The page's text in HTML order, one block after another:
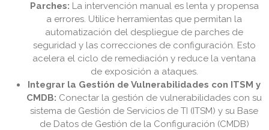
Parches: La intervención manual es lenta y propensa
a errores. Utilice herramientas que permitan la
automatización del despliegue de parches de
seguridad y las correcciones de configuración. Esto
acelera el ciclo de remediación y reduce la ventana
de exposición a ataques.
Integrar la Gestión de Vulnerabilidades con ITSM y
CMDB: Conectar la gestión de vulnerabilidades con su
sistema de Gestión de Servicios de TI (ITSM) y su Base
de Datos de Gestión de la Configuración (CMDB)